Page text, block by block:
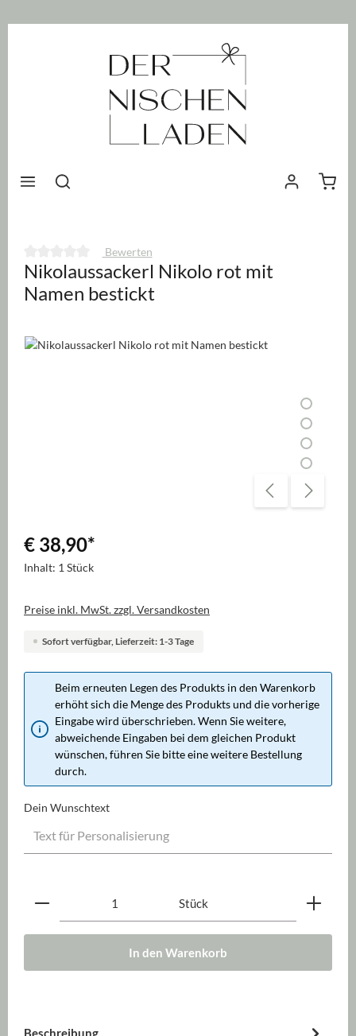
Durchschnittliche Bewertung von 0 von 5 Sternen
Bewerten
Nikolaussackerl Nikolo rot mit
Namen bestickt
Bildergalerie überspringen
€ 38,90*
Inhalt: 1 Stück
Preise inkl. MwSt. zzgl. Versandkosten
Sofort verfügbar, Lieferzeit: 1-3 Tage
Beim erneuten Legen des Produkts in den Warenkorb
erhöht sich die Menge des Produkts und die vorherige
Eingabe wird überschrieben. Wenn Sie weitere,
abweichende Eingaben bei dem gleichen Produkt
wünschen, führen Sie bitte eine weitere Bestellung
durch.
Dein Wunschtext
Produkt Anzahl: Gib den gewünschten Wert ein
Stück
In den Warenkorb
Beschreibung